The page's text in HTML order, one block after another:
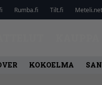
Rumba.fi Tilt.fi Meteli.net
KOKOELMA